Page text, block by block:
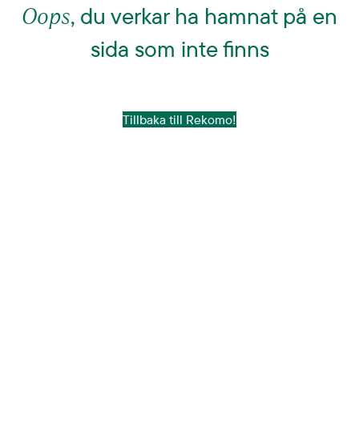
Oops, du verkar ha hamnat på en
sida som inte finns
Tillbaka till Rekomo!